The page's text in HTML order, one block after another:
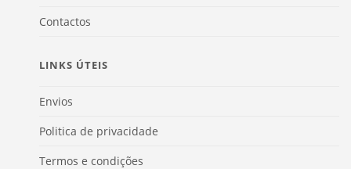
Contactos
LINKS ÚTEIS
Envios
Politica de privacidade
Termos e condições